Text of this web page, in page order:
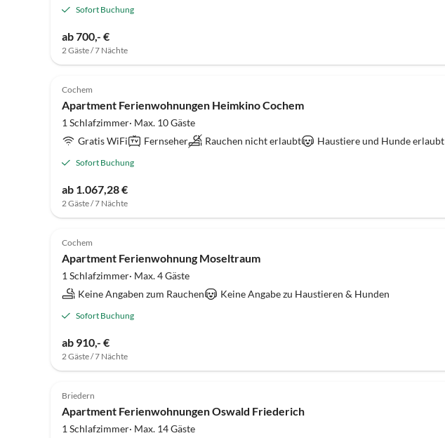
Sofort Buchung
ab 700,- €
2 Gäste / 7 Nächte
Cochem
Apartment Ferienwohnungen Heimkino Cochem
1 Schlafzimmer· Max. 10 Gäste
Gratis WiFi
Fernseher Rauchen nicht erlaubt Haustiere und Hunde erlaubt
Sofort Buchung
ab 1.067,28 €
2 Gäste / 7 Nächte
Cochem
Apartment Ferienwohnung Moseltraum
1 Schlafzimmer· Max. 4 Gäste
Keine Angaben zum Rauchen
Keine Angabe zu Haustieren & Hunden
Sofort Buchung
ab 910,- €
2 Gäste / 7 Nächte
Briedern
Apartment Ferienwohnungen Oswald Friederich
1 Schlafzimmer· Max. 14 Gäste